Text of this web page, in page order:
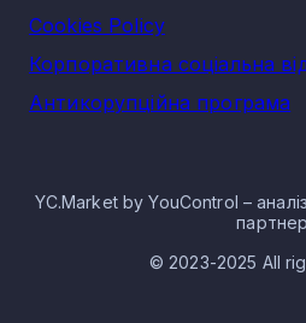
Cookies Policy
Корпоративна соціальна
Антикорупційна програма
YC.Market by YouControl –
© 2023-2025 All